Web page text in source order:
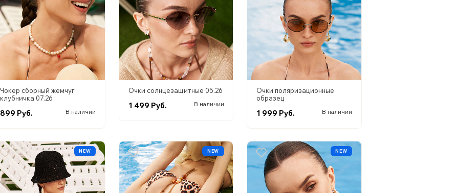
Чокер сборный жемчуг
клубничка 07.26
899 Руб. В наличии
Очки солнцезащитные 05.26
1 499 Руб. В наличии
Очки поляризационные
образец
1 999 Руб. В наличии
NEW NEW NEW